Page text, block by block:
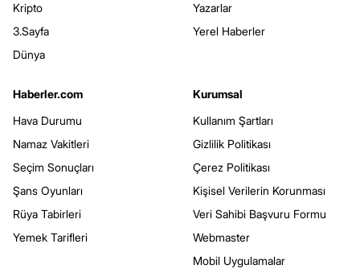
Kripto
3.Sayfa
Dünya
Yazarlar
Yerel Haberler
Haberler.com
Hava Durumu
Namaz Vakitleri
Seçim Sonuçları
Şans Oyunları
Rüya Tabirleri
Yemek Tarifleri
Kurumsal
Kullanım Şartları
Gizlilik Politikası
Çerez Politikası
Kişisel Verilerin Korunması
Veri Sahibi Başvuru Formu
Webmaster
Mobil Uygulamalar